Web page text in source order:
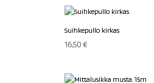
6,90 €.
Suihkepullo kirkas
16,50€